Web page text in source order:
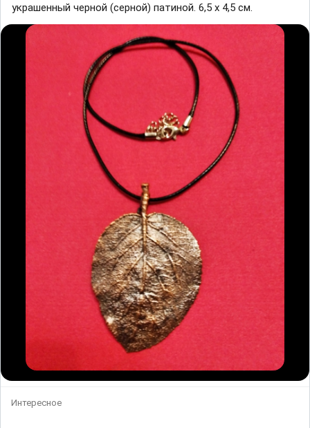
украшенный черной (серной) патиной. 6,5 х 4,5 см.
Интересное